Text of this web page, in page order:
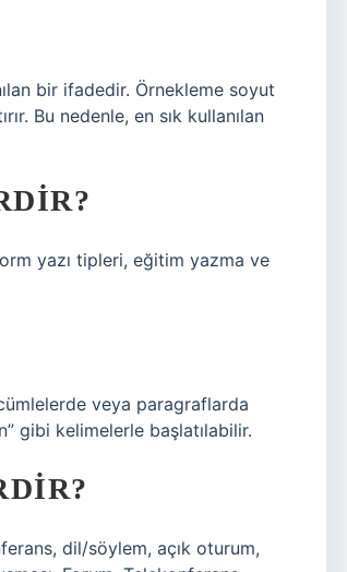
bir ifadedir. Örnekleme soyut
Bu nedenle, en sık kullanılan
yazı tipleri, eğitim yazma ve
veya paragraflarda
gibi kelimelerle başlatılabilir.
dil/söylem, açık oturum,